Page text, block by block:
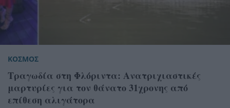
ΚΟΣΜΟΣ
Τραγωδία στη Φλόριντα: Ανατριχιαστικές
μαρτυρίες για τον θάνατο 31χρονης από
επίθεση αλιγάτορα